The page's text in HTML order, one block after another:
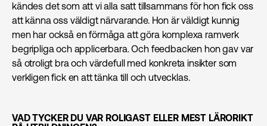
kändes det som att vi alla satt tillsammans för hon fick oss
att känna oss väldigt närvarande. Hon är väldigt kunnig
men har också en förmåga att göra komplexa ramverk
begripliga och applicerbara. Och feedbacken hon gav var
så otroligt bra och värdefull med konkreta insikter som
verkligen fick en att tänka till och utvecklas.
VAD TYCKER DU VAR ROLIGAST ELLER MEST LÄRORIKT